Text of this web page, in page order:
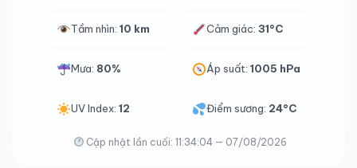
Tầm nhìn: 10 km Cảm giác:31°C
Mưa: 80% Áp suất:1005 hPa
UV Index: 12 Điểm sương: 24°C
Cập nhật lần cuối: 11:34:04 — 07/08/2026